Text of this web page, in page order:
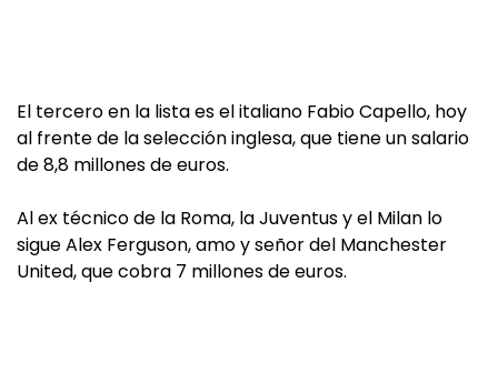
El tercero en la lista es el italiano Fabio Capello, hoy
al frente de la selección inglesa, que tiene un salario
de 8,8 millones de euros.
Al ex técnico de la Roma, la Juventus y el Milan lo
sigue Alex Ferguson, amo y señor del Manchester
United, que cobra 7 millones de euros.